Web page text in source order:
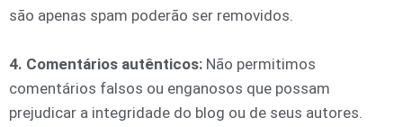
são apenas spam poderão ser removidos.
4. Comentários autênticos: Não permitimos
comentários falsos ou enganosos que possam
prejudicar a integridade do blog ou de seus autores.